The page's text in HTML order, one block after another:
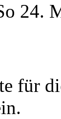
24.
für